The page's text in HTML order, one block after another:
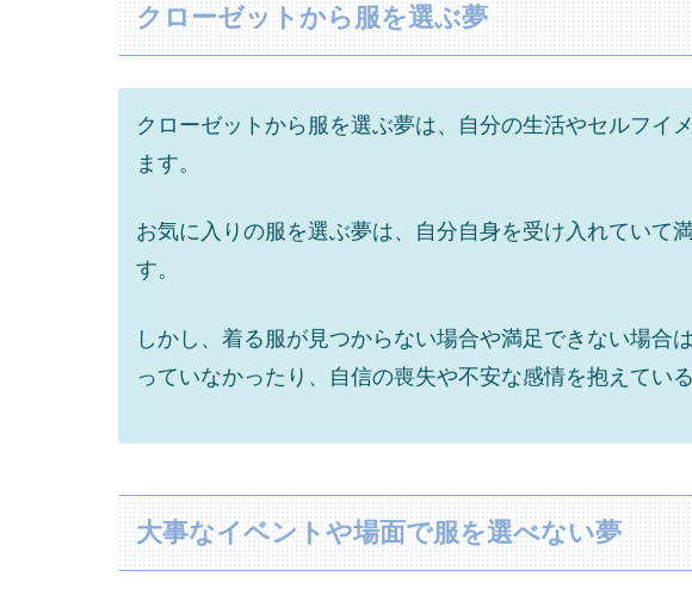
クローゼットから服を選ぶ夢
クローゼットから服を選ぶ夢は、自分の生活やセルフイ
ます。
お気に入りの服を選ぶ夢は、自分自身を受け入れていて
す。
しかし、着る服が見つからない場合や満足できない場合
っていなかったり、自信の喪失や不安な感情を抱えてい
大事なイベントや場面で服を選べない夢